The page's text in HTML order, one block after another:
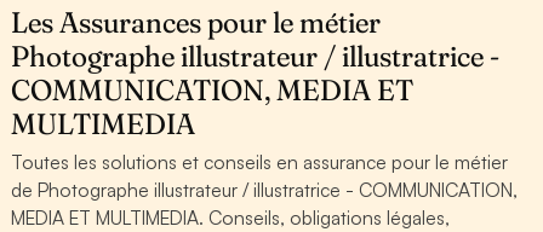
Les Assurances pour le métier
Photographe illustrateur / illustratrice -
COMMUNICATION, MEDIA ET
MULTIMEDIA
Toutes les solutions et conseils en assurance pour le métier
de Photographe illustrateur / illustratrice - COMMUNICATION,
MEDIA ET MULTIMEDIA. Conseils, obligations légales,